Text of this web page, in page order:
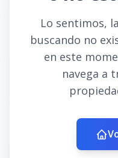
Lo sentimos,
buscando no
en este
navega a